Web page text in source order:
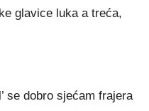
glavice luka a treća,
se dobro sjećam frajera